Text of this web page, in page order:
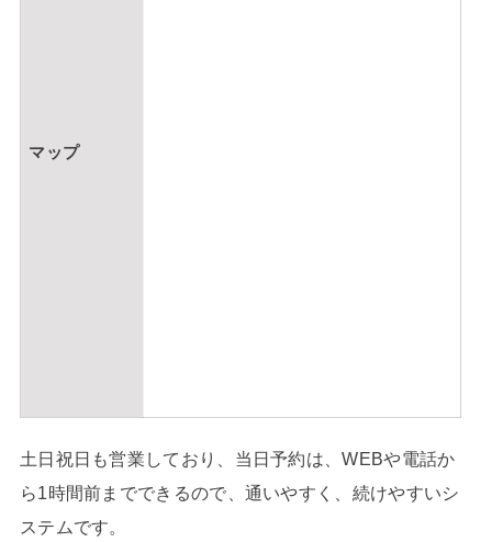
マップ
土日祝日も営業しており、当日予約は、WEBや電話か
ら1時間前までできるので、通いやすく、続けやすいシ
ステムです。